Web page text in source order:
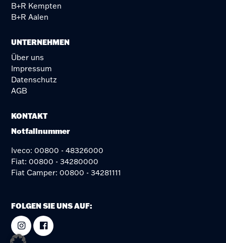
B+R Kempten
B+R Aalen
UNTERNEHMEN
Über uns
Impressum
Datenschutz
AGB
KONTAKT
Notfallnummer
Iveco: 00800 - 48326000
Fiat: 00800 - 34280000
Fiat Camper: 00800 - 34281111
FOLGEN SIE UNS AUF: